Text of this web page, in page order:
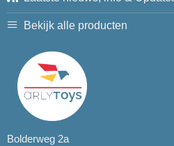
Bekijk alle producten
Bolderweg 2a